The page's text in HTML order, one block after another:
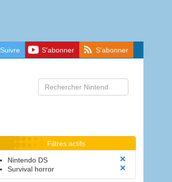
Suivre S'abonner S'abonner
Filtres actifs
Nintendo DS
Survival horror